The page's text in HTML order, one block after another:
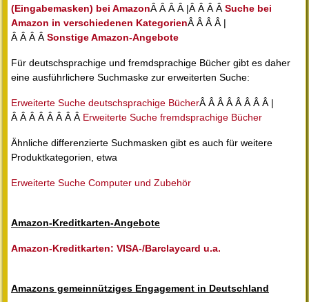
(Eingabemasken) bei AmazonÂ Â Â Â |Â Â Â Â Suche bei
Amazon in verschiedenen KategorienÂ Â Â Â |
Â Â Â Â Sonstige Amazon-Angebote
Für deutschsprachige und fremdsprachige Bücher gibt es daher
eine ausführlichere Suchmaske zur erweiterten Suche:
Erweiterte Suche deutschsprachige BücherÂ Â Â Â Â Â Â Â |
Â Â Â Â Â Â Â Â Erweiterte Suche fremdsprachige Bücher
Ähnliche differenzierte Suchmasken gibt es auch für weitere
Produktkategorien, etwa
Erweiterte Suche Computer und Zubehör
Amazon-Kreditkarten-Angebote
Amazon-Kreditkarten: VISA-/Barclaycard u.a.
Amazons gemeinnütziges Engagement in Deutschland